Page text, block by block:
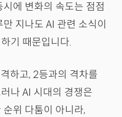
에 변화의 속도는 점점
지나도 AI 관련 소식이
기 때문입니다.
하고, 2등과의 격차를
나 AI 시대의 경쟁은
위 다툼이 아니라,